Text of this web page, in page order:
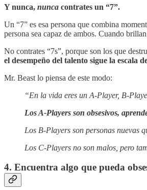
Y nunca, nunca contrates un “7”.
Un “7” es esa persona que combina
persona sea capaz de ambos. Cuando
No contrates “7s”, porque son los que
el desempeño del talento sigue la escala
Mr. Beast lo piensa de este modo:
“En la vida eres un A-Player, B-
Los A-Players son obsesivos,
Los B-Players son personas nuevas
Los C-Players no son malos, pero
4. Encuentra algo que pueda